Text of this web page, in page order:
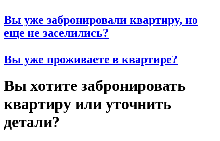
Вы уже забронировали квартиру, но
еще не заселились?
Вы уже проживаете в квартире?
Вы хотите забронировать
квартиру или уточнить
детали?